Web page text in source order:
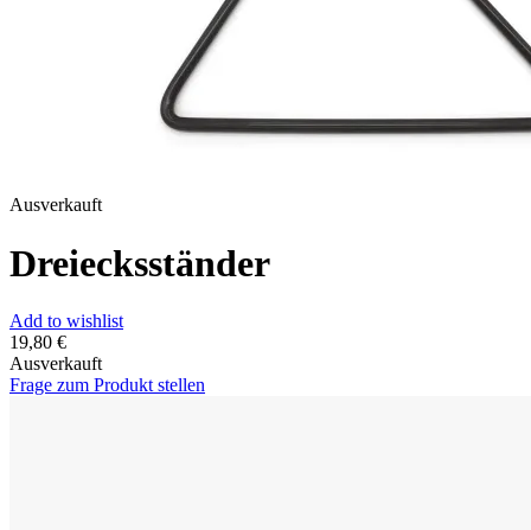
Ausverkauft
Dreiecksständer
Add to wishlist
19,80 €
Ausverkauft
Frage zum Produkt stellen